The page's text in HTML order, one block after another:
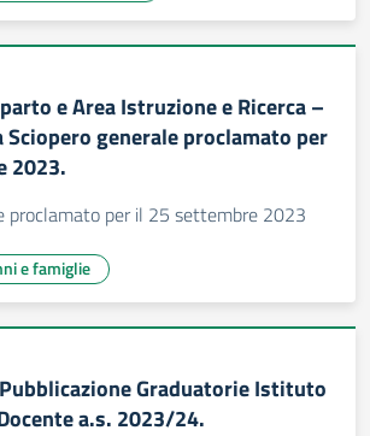
e Area Istruzione e Ricerca –
Sciopero generale proclamato per
2023.
proclamato per il 25 settembre 2023
e famiglie
Graduatorie Istituto
a.s. 2023/24.